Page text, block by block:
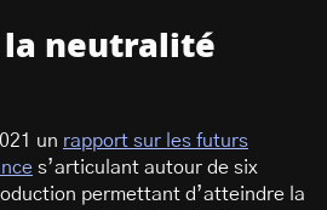
neutralité
un rapport sur les futurs
s’articulant autour de six
permettant d’atteindre la